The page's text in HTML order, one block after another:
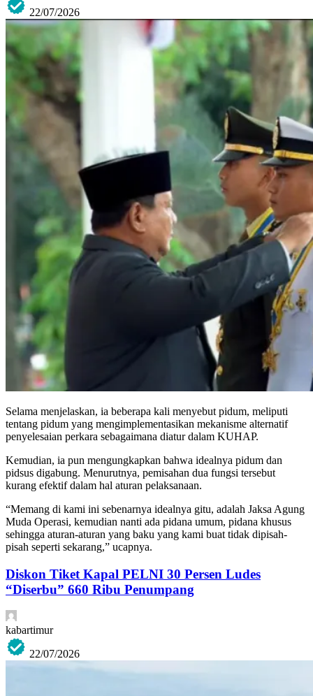
22/07/2026
Selama menjelaskan, ia beberapa kali menyebut pidum, meliputi
tentang pidum yang mengimplementasikan mekanisme alternatif
penyelesaian perkara sebagaimana diatur dalam KUHAP.
Kemudian, ia pun mengungkapkan bahwa idealnya pidum dan
pidsus digabung. Menurutnya, pemisahan dua fungsi tersebut
kurang efektif dalam hal aturan pelaksanaan.
“Memang di kami ini sebenarnya idealnya gitu, adalah Jaksa Agung
Muda Operasi, kemudian nanti ada pidana umum, pidana khusus
sehingga aturan-aturan yang baku yang kami buat tidak dipisah-
pisah seperti sekarang,” ucapnya.
Diskon Tiket Kapal PELNI 30 Persen Ludes
“Diserbu” 660 Ribu Penumpang
kabartimur
22/07/2026